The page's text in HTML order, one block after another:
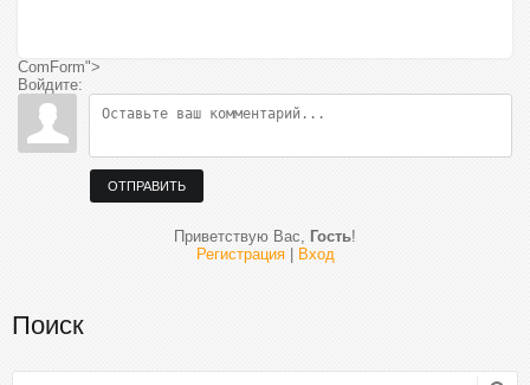
ComForm">
Войдите:
ОТПРАВИТЬ
Приветствую Вас, Гость!
Регистрация| Вход
Поиск